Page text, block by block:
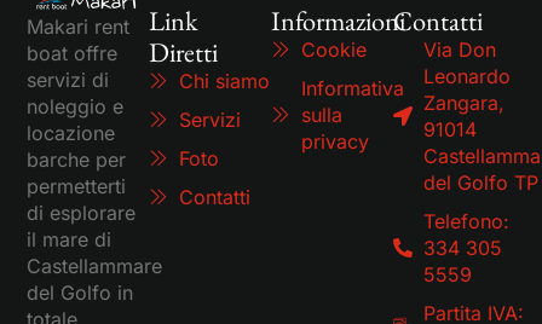
Makari rent
boat offre
servizi di
noleggio e
locazione
barche per
permetterti
di esplorare
il mare di
Castellammare
del Golfo in
totale
Link
Diretti
Chi siamo
Servizi
Foto
Contatti
Informazioni
Cookie
Informativa
sulla
privacy
Contatti
Via Don
Leonardo
Zangara,
91014
del Golfo TP
Telefono:
334 305
5559
Partita IVA: